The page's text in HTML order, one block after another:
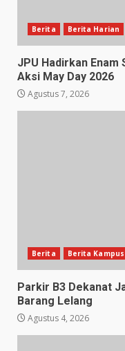
Berita Berita Harian
JPU Hadirkan Enam
Aksi May Day 2026
Agustus 7, 2026
Berita Berita Kampus
Parkir B3 Dekanat
Barang Lelang
Agustus 4, 2026